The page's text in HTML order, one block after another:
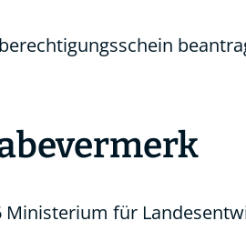
Ministerium für